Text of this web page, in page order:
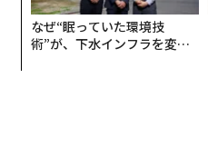
なぜ“眠っていた環境技
術”が、下水インフラを変え